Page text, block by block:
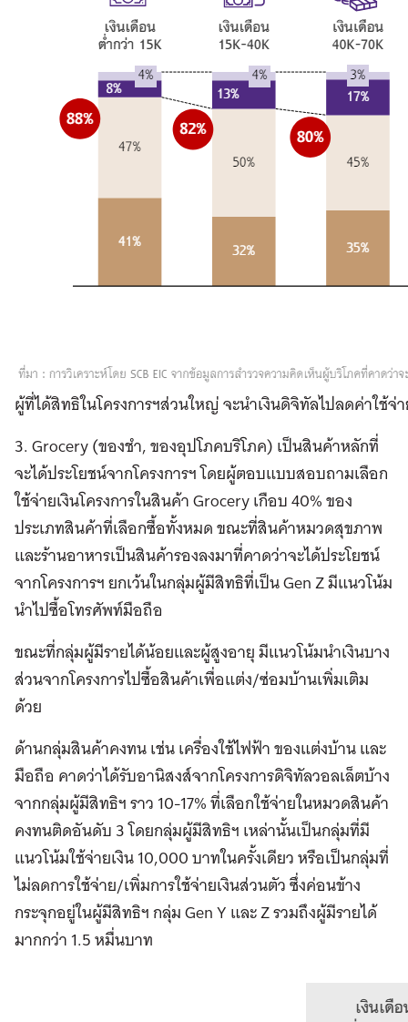
ผู้ที่ได้สิทธิในโครงการฯส่วนใหญ่ จะนำเงินดิจิทัลไปลดค่าใช้
3. Grocery (ของชำ, ของอุปโภคบริโภค) เป็นสินค้าหลักที่
จะได้ประโยชน์จากโครงการฯ โดยผู้ตอบแบบสอบถามเลือก
ใช้จ่ายเงินโครงการในสินค้า Grocery เกือบ 40% ของ
ประเภทสินค้าที่เลือกซื้อทั้งหมด ขณะที่สินค้าหมวดสุขภาพ
และร้านอาหารเป็นสินค้ารองลงมาที่คาดว่าจะได้ประโยชน์
จากโครงการฯ ยกเว้นในกลุ่มผู้มีสิทธิที่เป็น Gen Z มีแนวโน้ม
นำไปซื้อโทรศัพท์มือถือ
ขณะที่กลุ่มผู้มีรายได้น้อยและผู้สูงอายุ มีแนวโน้มนำเงินบาง
ส่วนจากโครงการไปซื้อสินค้าเพื่อแต่ง/ซ่อมบ้านเพิ่มเติม
ด้วย
ด้านกลุ่มสินค้าคงทน เช่น เครื่องใช้ไฟฟ้า ของแต่งบ้าน และ
มือถือ คาดว่าได้รับอานิสงส์จากโครงการดิจิทัลวอลเล็ตบ้าง
จากกลุ่มผู้มีสิทธิฯ ราว 10-17% ที่เลือกใช้จ่ายในหมวดสินค้า
คงทนติดอันดับ 3 โดยกลุ่มผู้มีสิทธิฯ เหล่านั้นเป็นกลุ่มที่มี
แนวโน้มใช้จ่ายเงิน 10,000 บาทในครั้งเดียว หรือเป็นกลุ่มที่
ไม่ลดการใช้จ่าย/เพิ่มการใช้จ่ายเงินส่วนตัว ซึ่งค่อนข้าง
กระจุกอยู่ในผู้มีสิทธิฯ กลุ่ม Gen Y และ Z รวมถึงผู้มีรายได้
มากกว่า 1.5 หมื่นบาท